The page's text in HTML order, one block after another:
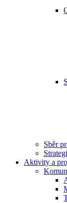
Sběr
Aktivity a